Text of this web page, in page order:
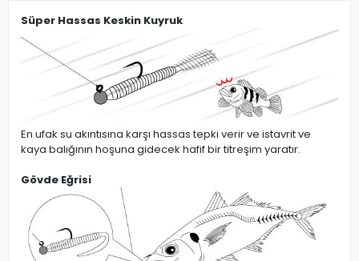
Süper Hassas Keskin Kuyruk
En ufak su akıntısına karşı hassas tepki verir ve istavrit ve
kaya balığının hoşuna gidecek hafif bir titreşim yaratır.
Gövde Eğrisi